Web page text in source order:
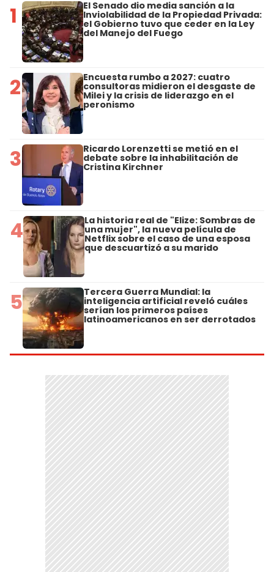
1 El Senado dio media sanción a la
Inviolabilidad de la Propiedad Privada:
el Gobierno tuvo que ceder en la Ley
del Manejo del Fuego
2 Encuesta rumbo a 2027: cuatro
consultoras midieron el desgaste de
Milei y la crisis de liderazgo en el
peronismo
3 Ricardo Lorenzetti se metió en el
debate sobre la inhabilitación de
Cristina Kirchner
4 La historia real de "Elize: Sombras de
una mujer", la nueva película de
Netflix sobre el caso de una esposa
que descuartizó a su marido
5 Tercera Guerra Mundial: la
inteligencia artificial reveló cuáles
serían los primeros países
latinoamericanos en ser derrotados